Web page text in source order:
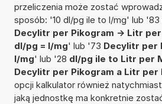
przeliczenia może zostać
sposób: '10 dl/pg ile to l/mg' lub
Decylitr per Pikogram -> Litr
dl/pg = l/mg' lub '73 Decylitr per
l/mg' lub '28 dl/pg ile to Litr per
Decylitr per Pikogram a Litr per
opcji kalkulator również
jaką jednostkę ma konkretnie